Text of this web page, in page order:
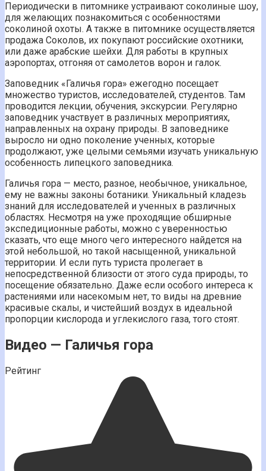
Периодически в питомнике устраивают соколиные шоу,
для желающих познакомиться с особенностями
соколиной охоты. А также в питомнике осуществляется
продажа Соколов, их покупают российские охотники,
или даже арабские шейхи. Для работы в крупных
аэропортах, отгоняя от самолетов ворон и галок.
Заповедник «Галичья гора» ежегодно посещает
множество туристов, исследователей, студентов. Там
проводится лекции, обучения, экскурсии. Регулярно
заповедник участвует в различных мероприятиях,
направленных на охрану природы. В заповеднике
выросло ни одно поколение ученных, которые
продолжают, уже целыми семьями изучать уникальную
особенность липецкого заповедника.
Галичья гора — место, разное, необычное, уникальное,
ему не важны законы ботаники. Уникальный кладезь
знаний для исследователей и ученных в различных
областях. Несмотря на уже проходящие обширные
экспедиционные работы, можно с уверенностью
сказать, что еще много чего интересного найдется на
этой небольшой, но такой насыщенной, уникальной
территории. И если путь туриста пролегает в
непосредственной близости от этого суда природы, то
посещение обязательно. Даже если особого интереса к
растениями или насекомым нет, то виды на древние
красивые скалы, и чистейший воздух в идеальной
пропорции кислорода и углекислого газа, того стоят.
Видео — Галичья гора
Рейтинг